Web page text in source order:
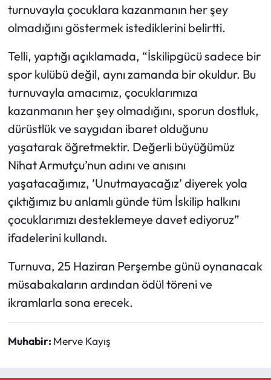
turnuvayla çocuklara kazanmanın her şey
olmadığını göstermek istediklerini belirtti.
Telli, yaptığı açıklamada, “İskilipgücü sadece bir
spor kulübü değil, aynı zamanda bir okuldur. Bu
turnuvayla amacımız, çocuklarımıza
kazanmanın her şey olmadığını, sporun dostluk,
dürüstlük ve saygıdan ibaret olduğunu
yaşatarak öğretmektir. Değerli büyüğümüz
Nihat Armutçu’nun adını ve anısını
yaşatacağımız, ‘Unutmayacağız’ diyerek yola
çıktığımız bu anlamlı günde tüm İskilip halkını
çocuklarımızı desteklemeye davet ediyoruz”
ifadelerini kullandı.
Turnuva, 25 Haziran Perşembe günü oynanacak
müsabakaların ardından ödül töreni ve
ikramlarla sona erecek.
Muhabir: Merve Kayış